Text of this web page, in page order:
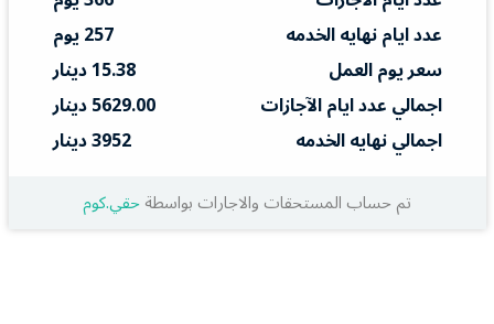
عدد ايام نهايه الخدمه
257 يوم
سعر يوم العمل
15.38 دينار
اجمالي عدد ايام الآجازات
5629.00 دينار
اجمالي نهايه الخدمه
3952 دينار
تم حساب المستحقات والاجارات بواسطةحقي.كوم